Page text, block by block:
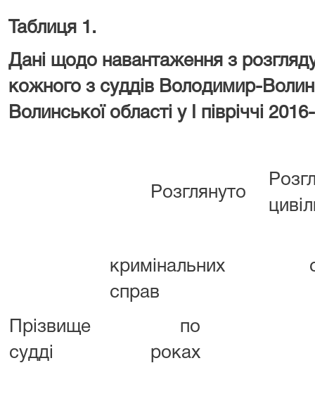
Таблиця 1.
Дані щодо навантаження з
кожного з суддів Володимир-
Волинської області у І півріччі
Розглянуто
кримінальних
справ
Прізвище
судді
по
роках